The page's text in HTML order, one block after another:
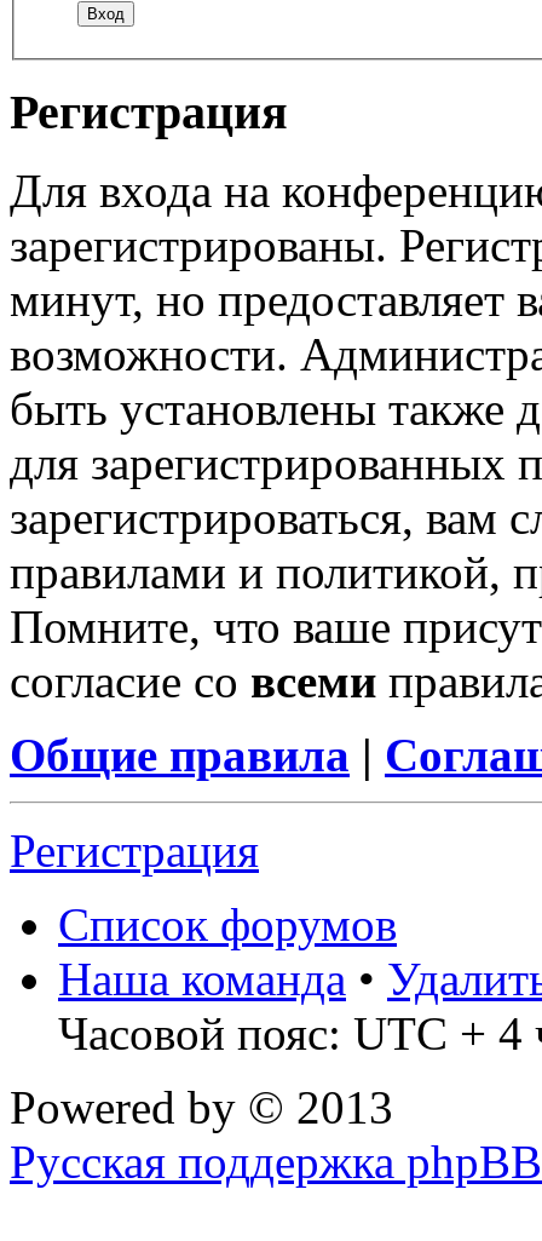
Регистрация
Для входа на
зарегистрированы.
минут, но предоставляет
возможности.
быть установлены также
для зарегистрированных
зарегистрироваться, вам
правилами и политикой,
Помните, что ваше
согласие со всеми
Общие правила |
Регистрация
Список форумов
Наша команда •
Часовой пояс: UTC + 4
Powered by © 2013
Русская поддержка phpBB